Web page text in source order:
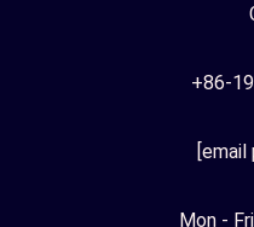
+86-
Mon -